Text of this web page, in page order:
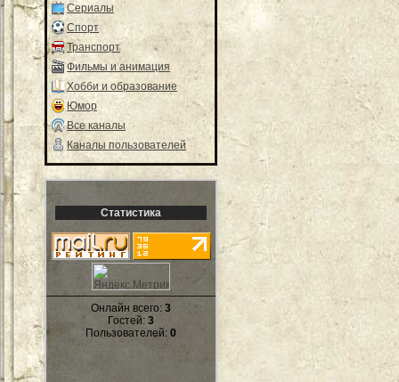
Сериалы
Спорт
Транспорт
Фильмы и анимация
Хобби и образование
Юмор
Все каналы
Каналы пользователей
Статистика
Онлайн всего: 3
Гостей: 3
Пользователей: 0